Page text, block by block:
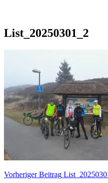
List_20250301_2
Beitragsnavigation
Vorheriger Beitrag Vorheriger